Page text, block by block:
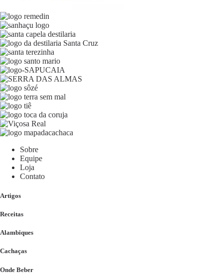
Sobre
Equipe
Loja
Contato
Artigos
Receitas
Alambiques
Cachaças
Onde Beber